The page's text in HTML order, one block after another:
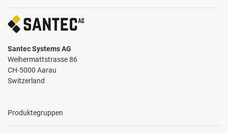
Santec Systems AG
Weihermattstrasse 86
CH-5000 Aarau
Switzerland
Produktegruppen